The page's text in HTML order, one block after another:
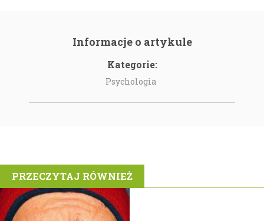
Informacje o artykule
Kategorie:
Psychologia
PRZECZYTAJ RÓWNIEŻ